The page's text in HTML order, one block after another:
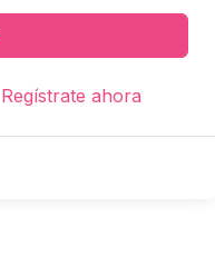
Regístrate ahora